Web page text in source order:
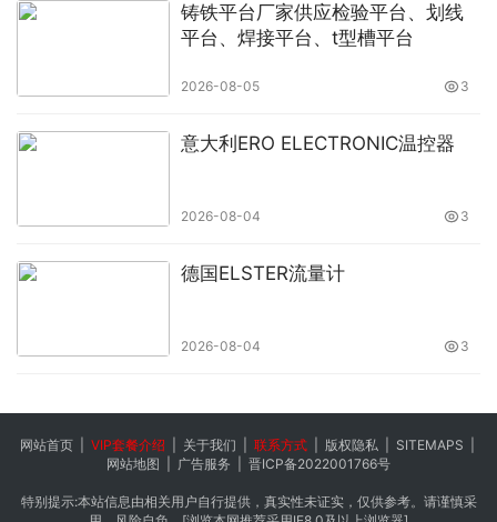
固话：0755-83989606
手机：13410894074朱志超（微信同号）
办公QQ号：1622080401
和复制请保留此链接。
全部的内容，关注我们，带您了解更多相关内容。
铸铁平台厂家供应检验平台、划线
平台、焊接平台、t型槽平台
2026-08-05 3
意大利ERO ELECTRONIC温控器
2026-08-04 3
德国ELSTER流量计
2026-08-04 3
网站首页| VIP套餐介绍 关于我们 联系方式| 版权隐私| SITEMAPS
网站地图
广告服务 晋ICP备2022001766号
特别提示:本站信息由相关用户自行提供，真实性未证实，仅供参考。请谨慎采